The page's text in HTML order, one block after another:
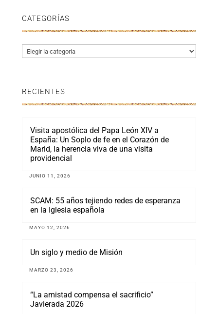
CATEGORÍAS
Categorías
RECIENTES
Visita apostólica del Papa León XIV a
España: Un Soplo de fe en el Corazón de
Marid, la herencia viva de una visita
providencial
JUNIO 11, 2026
SCAM: 55 años tejiendo redes de esperanza
en la Iglesia española
MAYO 12, 2026
Un siglo y medio de Misión
MARZO 23, 2026
“La amistad compensa el sacrificio”
Javierada 2026